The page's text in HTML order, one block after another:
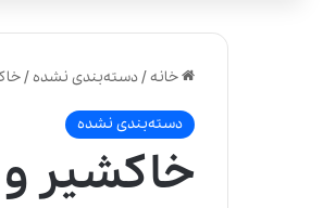
خانه/دسته‌بندی نشده/
دسته‌بندی نشده
خاکشیر و